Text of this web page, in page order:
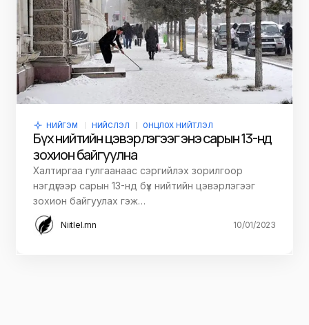
НИЙГЭМ НИЙСЛЭЛ ОНЦЛОХ НИЙТЛЭЛ
Бүх нийтийн цэвэрлэгээг энэ сарын 13-нд
зохион байгуулна
Халтиргаа гулгаанаас сэргийлэх зорилгоор
нэгдүгээр сарын 13-нд бүх нийтийн цэвэрлэгээг
зохион байгуулах гэж…
Niitlel.mn 10/01/2023